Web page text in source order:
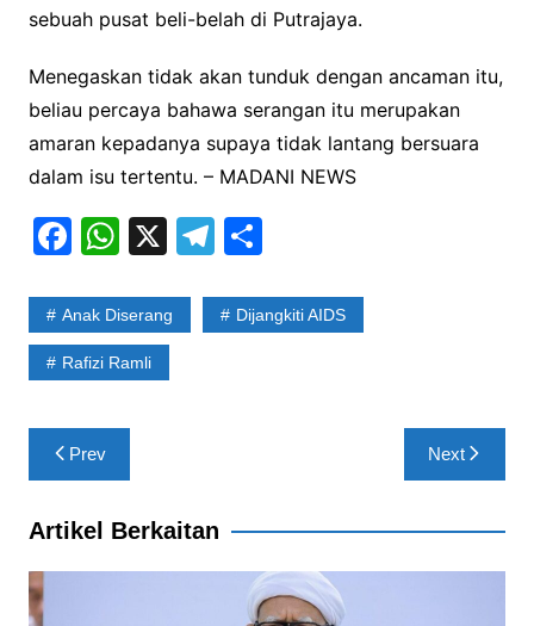
sebuah pusat beli-belah di Putrajaya.
Menegaskan tidak akan tunduk dengan ancaman itu,
beliau percaya bahawa serangan itu merupakan
amaran kepadanya supaya tidak lantang bersuara
dalam isu tertentu. – MADANI NEWS
F
c
e
b
o
o
W
at
s
A
p
X T
e
S
ar
Anak Diserang Dijangkiti AIDS
Rafizi Ramli
Post
navigation
Prev Next
Artikel Berkaitan